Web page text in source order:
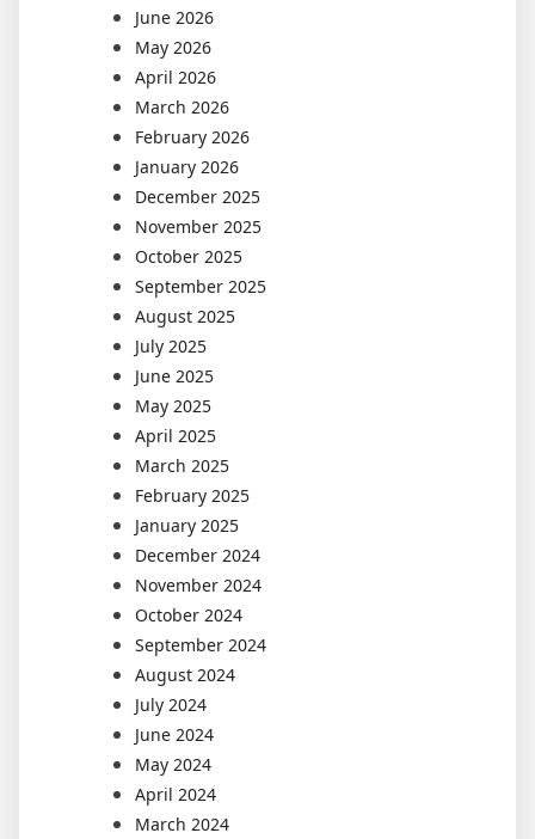
June 2026
May 2026
April 2026
March 2026
February 2026
January 2026
December 2025
November 2025
October 2025
September 2025
August 2025
July 2025
June 2025
May 2025
April 2025
March 2025
February 2025
January 2025
December 2024
November 2024
October 2024
September 2024
August 2024
July 2024
June 2024
May 2024
April 2024
March 2024